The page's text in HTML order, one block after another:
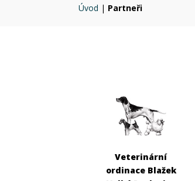
Úvod | Partneři
Veterinární
ordinace Blažek